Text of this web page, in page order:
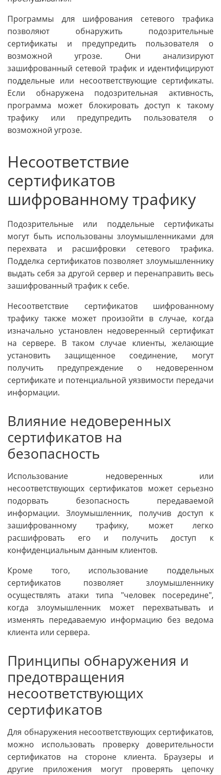
Программы для шифрования сетевого трафика
позволяют обнаружить подозрительные
сертификаты и предупредить пользователя о
возможной угрозе. Они анализируют
зашифрованный сетевой трафик и идентифицируют
поддельные или несоответствующие сертификаты.
Если обнаружена подозрительная активность,
программа может блокировать доступ к такому
трафику или предупредить пользователя о
возможной угрозе.
Несоответствие
сертификатов
шифрованному трафику
Подозрительные или поддельные сертификаты
могут быть использованы злоумышленниками для
перехвата и расшифровки сетевого трафика.
Подделка сертификатов позволяет злоумышленнику
выдать себя за другой сервер и перенаправить весь
зашифрованный трафик к себе.
Несоответствие сертификатов шифрованному
трафику также может произойти в случае, когда
изначально установлен недоверенный сертификат
на сервере. В таком случае клиенты, желающие
установить защищенное соединение, могут
получить предупреждение о недоверенном
сертификате и потенциальной уязвимости передачи
информации.
Влияние недоверенных
сертификатов на
безопасность
Использование недоверенных или
несоответствующих сертификатов может серьезно
подорвать безопасность передаваемой
информации. Злоумышленник, получив доступ к
зашифрованному трафику, может легко
расшифровать его и получить доступ к
конфиденциальным данным клиентов.
Кроме того, использование поддельных
сертификатов позволяет злоумышленнику
осуществлять атаки типа "человек посередине",
когда злоумышленник может перехватывать и
изменять передаваемую информацию без ведома
клиента или сервера.
Принципы обнаружения и
предотвращения
несоответствующих
сертификатов
Для обнаружения несоответствующих сертификатов,
можно использовать проверку доверительности
сертификатов на стороне клиента. Браузеры и
другие приложения могут проверять цепочку